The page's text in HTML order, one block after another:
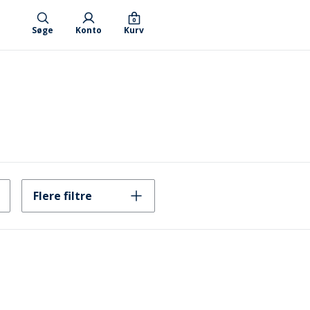
Søge Konto Kurv
0
Flere filtre